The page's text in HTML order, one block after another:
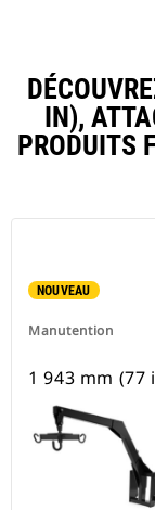
IN),
PRODUITS
NOUVEAU
Manutention
1 943 mm (77